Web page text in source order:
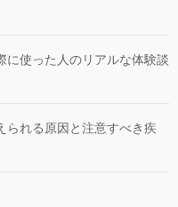
に使った人のリアルな体験談
られる原因と注意すべき疾